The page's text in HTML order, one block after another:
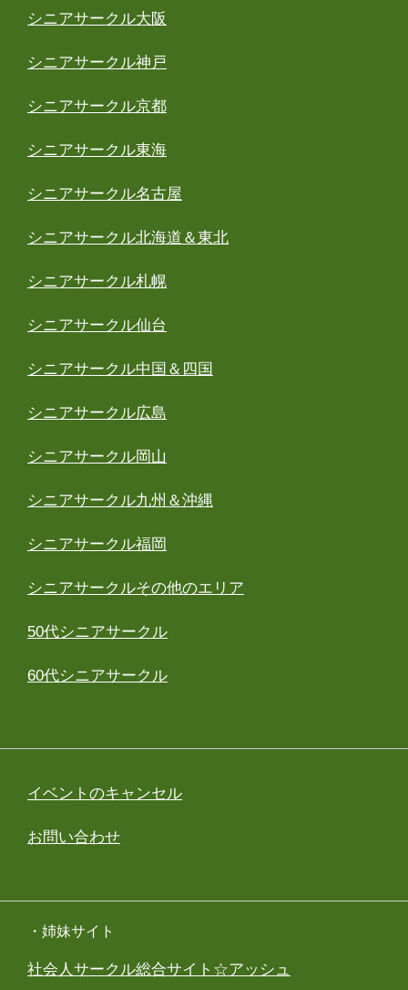
シニアサークル大阪
シニアサークル神戸
シニアサークル京都
シニアサークル東海
シニアサークル名古屋
シニアサークル北海道＆東北
シニアサークル札幌
シニアサークル仙台
シニアサークル中国＆四国
シニアサークル広島
シニアサークル岡山
シニアサークル九州＆沖縄
シニアサークル福岡
シニアサークルその他のエリア
50代シニアサークル
60代シニアサークル
イベントのキャンセル
お問い合わせ
・姉妹サイト
社会人サークル総合サイト☆アッシュ